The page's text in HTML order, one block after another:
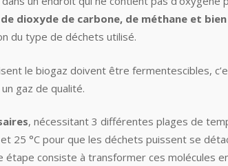
dioxyde de carbone, de méthane et
du type de déchets utilisé.
le biogaz doivent être fermentescibles,
gaz de qualité.
, nécessitant 3 différentes plages de
25 °C pour que les déchets puissent se
étape consiste à transformer ces molécules